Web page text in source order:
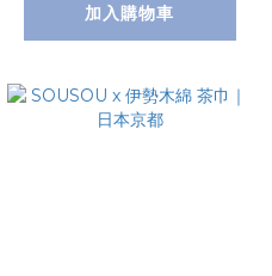
加入購物車